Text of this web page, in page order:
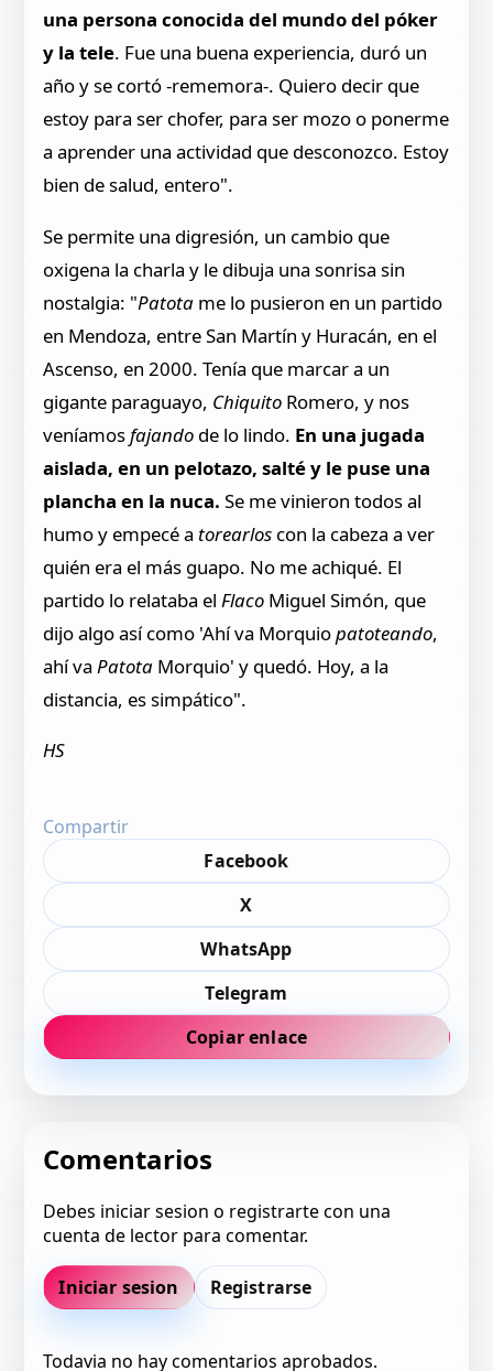
una persona conocida del mundo del póker
y la tele. Fue una buena experiencia, duró un
año y se cortó -rememora-. Quiero decir que
estoy para ser chofer, para ser mozo o ponerme
a aprender una actividad que desconozco. Estoy
bien de salud, entero".
Se permite una digresión, un cambio que
oxigena la charla y le dibuja una sonrisa sin
nostalgia: "Patota me lo pusieron en un partido
en Mendoza, entre San Martín y Huracán, en el
Ascenso, en 2000. Tenía que marcar a un
gigante paraguayo, Chiquito Romero, y nos
veníamosfajando de lo lindo. En una jugada
aislada, en un pelotazo, salté y le puse una
plancha en la nuca.Se me vinieron todos al
humo y empecé a torearlos con la cabeza a ver
quién era el más guapo. No me achiqué. El
partido lo relataba elFlaco Miguel Simón, que
dijo algo así como 'Ahí va Morquiopatoteando,
ahí vaPatota Morquio' y quedó. Hoy, a la
distancia, es simpático".
HS
Compartir
Facebook
X
WhatsApp
Telegram
Copiar enlace
Comentarios
Debes iniciar sesion o registrarte con una
cuenta de lector para comentar.
Iniciar sesion Registrarse
Todavia no hay comentarios aprobados.